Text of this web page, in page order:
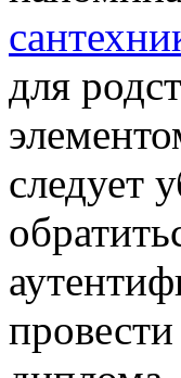
для
следует